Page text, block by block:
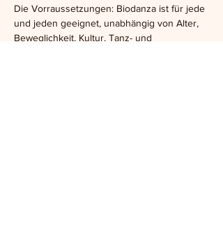
Die Vorraussetzungen: Biodanza ist für jede
und jeden geeignet, unabhängig von Alter,
Beweglichkeit, Kultur, Tanz- und